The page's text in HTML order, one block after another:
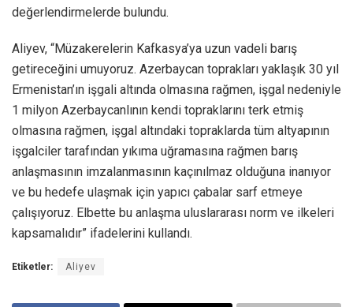
değerlendirmelerde bulundu.
Aliyev, “Müzakerelerin Kafkasya’ya uzun vadeli barış
getireceğini umuyoruz. Azerbaycan toprakları yaklaşık 30 yıl
Ermenistan’ın işgali altında olmasına rağmen, işgal nedeniyle
1 milyon Azerbaycanlının kendi topraklarını terk etmiş
olmasına rağmen, işgal altındaki topraklarda tüm altyapının
işgalciler tarafından yıkıma uğramasına rağmen barış
anlaşmasının imzalanmasının kaçınılmaz olduğuna inanıyor
ve bu hedefe ulaşmak için yapıcı çabalar sarf etmeye
çalışıyoruz. Elbette bu anlaşma uluslararası norm ve ilkeleri
kapsamalıdır” ifadelerini kullandı.
Etiketler: Aliyev